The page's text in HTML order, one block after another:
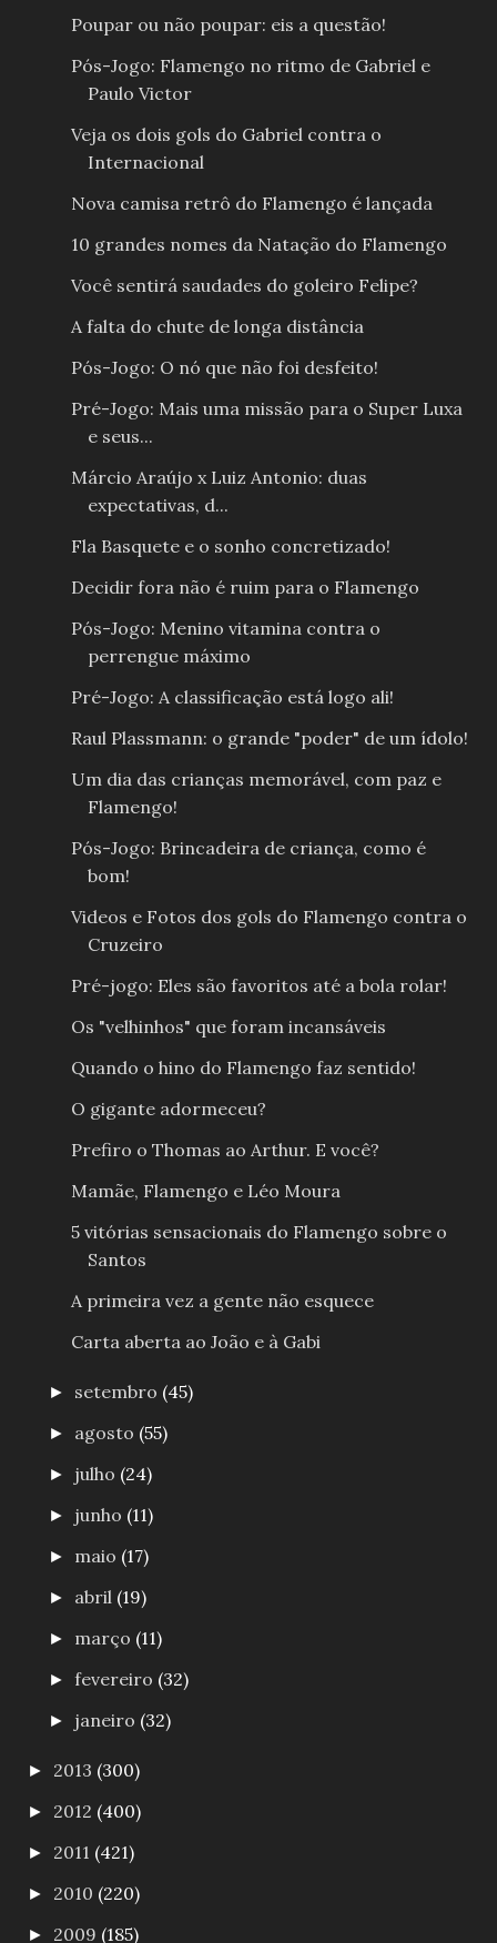
Poupar ou não poupar: eis a questão!
Pós-Jogo: Flamengo no ritmo de Gabriel e
Paulo Victor
Veja os dois gols do Gabriel contra o
Internacional
Nova camisa retrô do Flamengo é lançada
10 grandes nomes da Natação do Flamengo
Você sentirá saudades do goleiro Felipe?
A falta do chute de longa distância
Pós-Jogo: O nó que não foi desfeito!
Pré-Jogo: Mais uma missão para o Super Luxa
e seus...
Márcio Araújo x Luiz Antonio: duas
expectativas, d...
Fla Basquete e o sonho concretizado!
Decidir fora não é ruim para o Flamengo
Pós-Jogo: Menino vitamina contra o
perrengue máximo
Pré-Jogo: A classificação está logo ali!
Raul Plassmann: o grande "poder" de um ídolo!
Um dia das crianças memorável, com paz e
Flamengo!
Pós-Jogo: Brincadeira de criança, como é
bom!
Videos e Fotos dos gols do Flamengo contra o
Cruzeiro
Pré-jogo: Eles são favoritos até a bola rolar!
Os "velhinhos" que foram incansáveis
Quando o hino do Flamengo faz sentido!
O gigante adormeceu?
Prefiro o Thomas ao Arthur. E você?
Mamãe, Flamengo e Léo Moura
5 vitórias sensacionais do Flamengo sobre o
Santos
A primeira vez a gente não esquece
Carta aberta ao João e à Gabi
► setembro (45)
► agosto (55)
► julho (24)
► junho (11)
► maio (17)
► abril (19)
► março (11)
►fevereiro (32)
► janeiro (32)
► 2013 (300)
► 2012 (400)
► 2011 (421)
► 2010 (220)
► 2009 (185)